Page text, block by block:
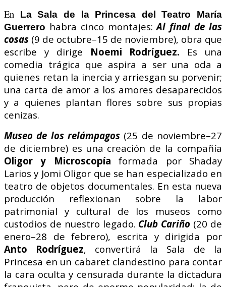
En La Sala de la Princesa del Teatro María
Guerrero habra cinco montajes:Al final de las
cosas (9 de octubre–15 de noviembre), obra que
escribe y dirige Noemi Rodríguez. Es una
comedia trágica que aspira a ser una oda a
quienes retan la inercia y arriesgan su porvenir;
una carta de amor a los amores desaparecidos
y a quienes plantan flores sobre sus propias
cenizas.
Museo de los relámpagos (25 de noviembre–27
de diciembre) es una creación de la compañía
Oligor y Microscopía formada por Shaday
Larios y Jomi Oligor que se han especializado en
teatro de objetos documentales. En esta nueva
producción reflexionan sobre la labor
patrimonial y cultural de los museos como
custodios de nuestro legado. Club Cariño (20 de
enero–28 de febrero), escrita y dirigida por
Anto Rodríguez, convertirá la Sala de la
Princesa en un cabaret clandestino para contar
la cara oculta y censurada durante la dictadura